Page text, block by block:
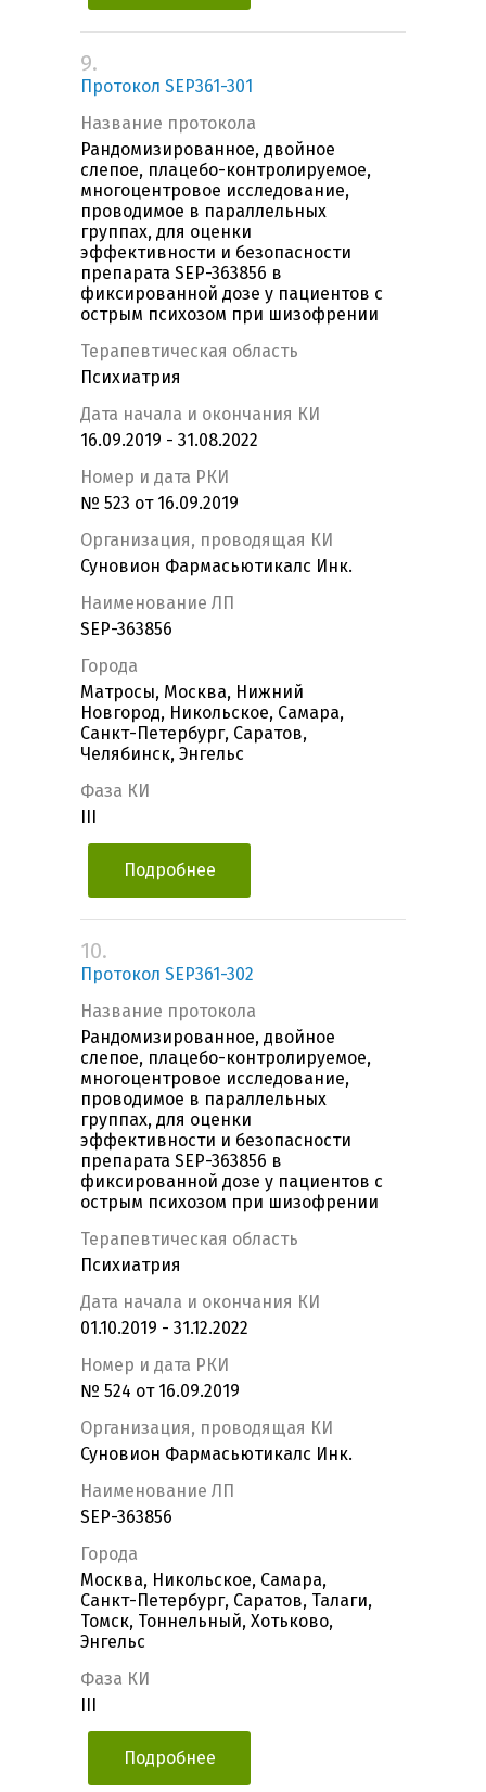
9.
Протокол SEP361-301
Название протокола
Рандомизированное, двойное
слепое, плацебо-контролируемое,
многоцентровое исследование,
проводимое в параллельных
группах, для оценки
эффективности и безопасности
препарата SEP-363856 в
фиксированной дозе у пациентов с
острым психозом при шизофрении
Терапевтическая область
Психиатрия
Дата начала и окончания КИ
16.09.2019 - 31.08.2022
Номер и дата РКИ
№ 523 от 16.09.2019
Организация, проводящая КИ
Суновион Фармасьютикалс Инк.
Наименование ЛП
SEP-363856
Города
Матросы, Москва, Нижний
Новгород, Никольское, Самара,
Санкт-Петербург, Саратов,
Челябинск, Энгельс
Фаза КИ
Подробнее
10.
Протокол SEP361-302
Название протокола
Рандомизированное, двойное
слепое, плацебо-контролируемое,
многоцентровое исследование,
проводимое в параллельных
группах, для оценки
эффективности и безопасности
препарата SEP-363856 в
фиксированной дозе у пациентов с
острым психозом при шизофрении
Терапевтическая область
Психиатрия
Дата начала и окончания КИ
01.10.2019 - 31.12.2022
Номер и дата РКИ
№ 524 от 16.09.2019
Организация, проводящая КИ
Суновион Фармасьютикалс Инк.
Наименование ЛП
SEP-363856
Города
Москва, Никольское, Самара,
Санкт-Петербург, Саратов, Талаги,
Томск, Тоннельный, Хотьково,
Энгельс
Фаза КИ
Подробнее